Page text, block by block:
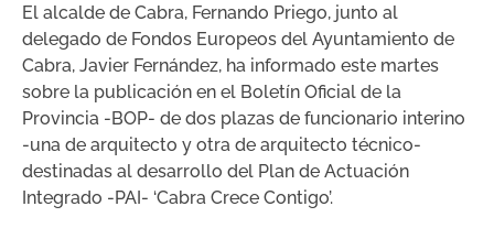
El alcalde de Cabra, Fernando Priego, junto al
delegado de Fondos Europeos del Ayuntamiento de
Cabra, Javier Fernández, ha informado este martes
sobre la publicación en el Boletín Oficial de la
Provincia -BOP- de dos plazas de funcionario interino
-una de arquitecto y otra de arquitecto técnico-
destinadas al desarrollo del Plan de Actuación
Integrado -PAI- ‘Cabra Crece Contigo’.